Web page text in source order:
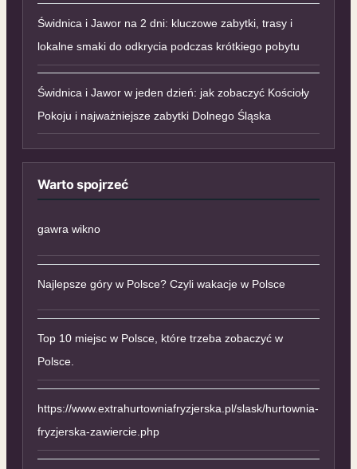
Świdnica i Jawor na 2 dni: kluczowe zabytki, trasy i
lokalne smaki do odkrycia podczas krótkiego pobytu
Świdnica i Jawor w jeden dzień: jak zobaczyć Kościoły
Pokoju i najważniejsze zabytki Dolnego Śląska
Warto spojrzeć
gawra wikno
Najlepsze góry w Polsce? Czyli wakacje w Polsce
Top 10 miejsc w Polsce, które trzeba zobaczyć w
Polsce.
https://www.extrahurtowniafryzjerska.pl/slask/hurtownia-
fryzjerska-zawiercie.php